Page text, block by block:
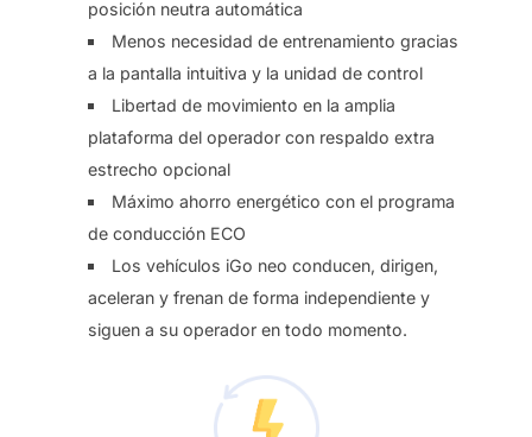
posición neutra automática
Menos necesidad de entrenamiento gracias
a la pantalla intuitiva y la unidad de control
Libertad de movimiento en la amplia
plataforma del operador con respaldo extra
estrecho opcional
Máximo ahorro energético con el programa
de conducción ECO
Los vehículos iGo neo conducen, dirigen,
aceleran y frenan de forma independiente y
siguen a su operador en todo momento.